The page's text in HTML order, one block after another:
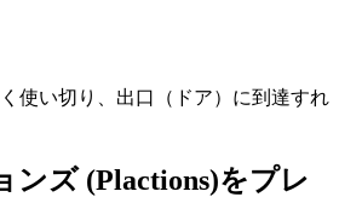
使い切り、出口（ドア）に到達すれ
ンズ (Plactions)をプレ